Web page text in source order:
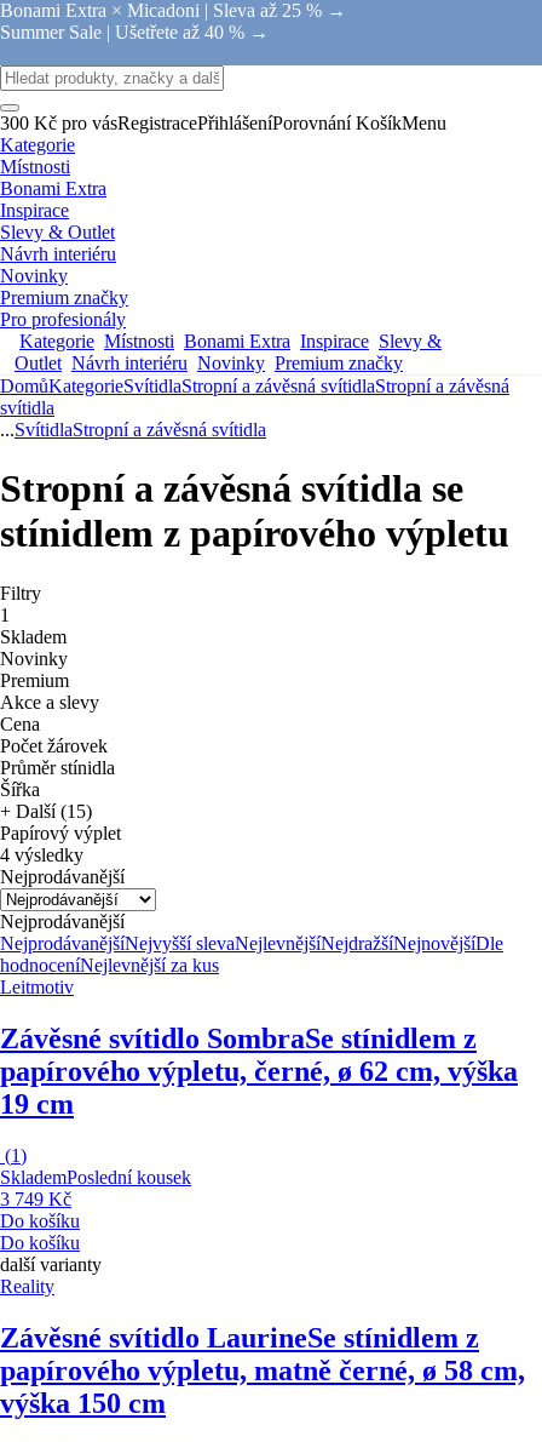
Bonami Extra × Micadoni | Sleva až 25 % →
Summer Sale | Ušetřete až 40 % →
300 Kč pro vásRegistracePřihlášeníPorovnání KošíkMenu
Kategorie
Místnosti
Bonami Extra
Inspirace
Slevy & Outlet
Návrh interiéru
Novinky
Premium značky
Pro profesionály
Kategorie Místnosti Bonami Extra Inspirace Slevy &
Outlet Návrh interiéru Novinky Premium značky
DomůKategorieSvítidlaStropní a závěsná svítidlaStropní a závěsná
svítidla
...SvítidlaStropní a závěsná svítidla
Stropní a závěsná svítidla se
stínidlem z papírového výpletu
Filtry
1
Skladem
Novinky
Premium
Akce a slevy
Cena
Počet žárovek
Průměr stínidla
Šířka
+ Další (15)
Papírový výplet
4 výsledky
Nejprodávanější
Nejprodávanější
NejprodávanějšíNejvyšší slevaNejlevnějšíNejdražšíNejnovějšíDle
hodnoceníNejlevnější za kus
Leitmotiv
Závěsné svítidlo SombraSe stínidlem z
papírového výpletu, černé, ø 62 cm, výška
19 cm
(1)
SklademPoslední kousek
3 749 Kč
Do košíku
Do košíku
další varianty
Reality
Závěsné svítidlo LaurineSe stínidlem z
papírového výpletu, matně černé, ø 58 cm,
výška 150 cm